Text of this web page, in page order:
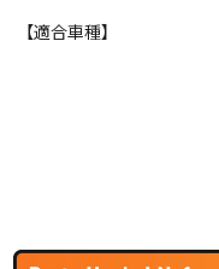
【適合車種】